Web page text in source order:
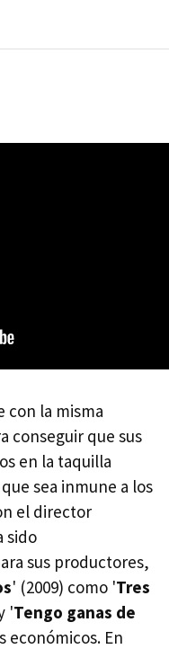
con la misma
conseguir que sus
en la taquilla
sea inmune a los
el director
sido
sus productores,
' (2009) como 'Tres
'Tengo ganas de
económicos. En